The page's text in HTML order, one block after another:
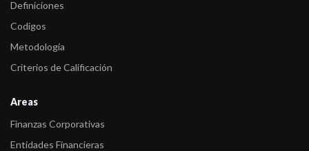
Definiciones
Codigos
Metodología
Criterios de Calificación
Areas
Finanzas Corporativas
Entidades Financieras